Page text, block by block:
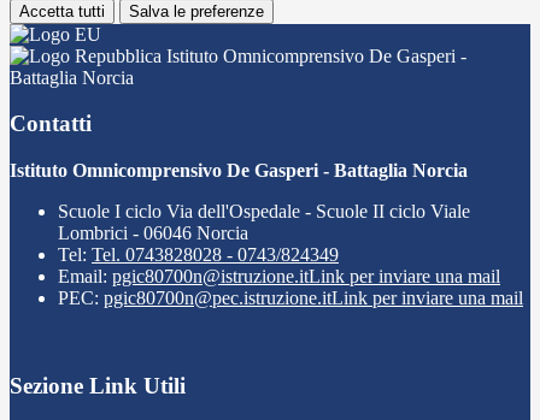
Accetta tutti Salva le preferenze
Istituto Omnicomprensivo De Gasperi -
Battaglia Norcia
Contatti
Istituto Omnicomprensivo De Gasperi - Battaglia Norcia
Scuole I ciclo Via dell'Ospedale - Scuole II ciclo Viale
Lombrici - 06046 Norcia
Tel: Tel. 0743828028 - 0743/824349
Email: pgic80700n@istruzione.itLink per inviare una mail
PEC: pgic80700n@pec.istruzione.itLink per inviare una mail
Sezione Link Utili